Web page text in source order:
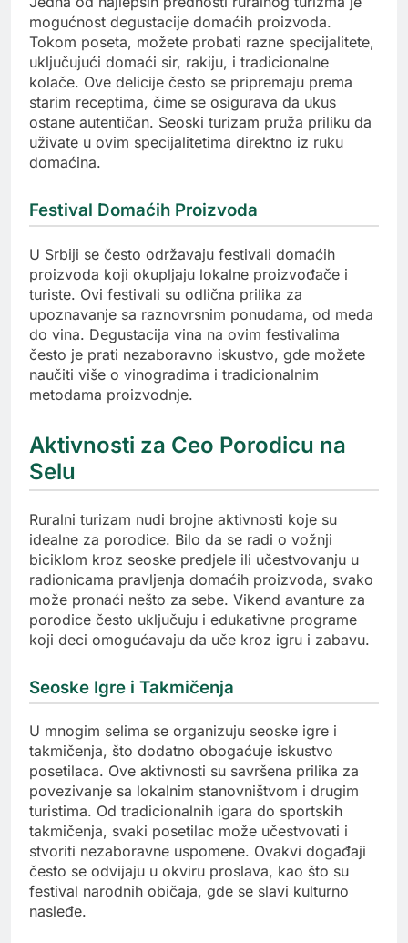
mogućnost degustacije domaćih proizvoda.
Tokom poseta, možete probati razne specijalitete,
uključujući domaći sir, rakiju, i tradicionalne
kolače. Ove delicije često se pripremaju prema
starim receptima, čime se osigurava da ukus
ostane autentičan. Seoski turizam pruža priliku da
uživate u ovim specijalitetima direktno iz ruku
domaćina.
Festival Domaćih Proizvoda
U Srbiji se često održavaju festivali domaćih
proizvoda koji okupljaju lokalne proizvođače i
turiste. Ovi festivali su odlična prilika za
upoznavanje sa raznovrsnim ponudama, od meda
do vina. Degustacija vina na ovim festivalima
često je prati nezaboravno iskustvo, gde možete
naučiti više o vinogradima i tradicionalnim
metodama proizvodnje.
Aktivnosti za Ceo Porodicu na
Selu
Ruralni turizam nudi brojne aktivnosti koje su
idealne za porodice. Bilo da se radi o vožnji
biciklom kroz seoske predjele ili učestvovanju u
radionicama pravljenja domaćih proizvoda, svako
može pronaći nešto za sebe. Vikend avanture za
porodice često uključuju i edukativne programe
koji deci omogućavaju da uče kroz igru i zabavu.
Seoske Igre i Takmičenja
U mnogim selima se organizuju seoske igre i
takmičenja, što dodatno obogaćuje iskustvo
posetilaca. Ove aktivnosti su savršena prilika za
povezivanje sa lokalnim stanovništvom i drugim
turistima. Od tradicionalnih igara do sportskih
takmičenja, svaki posetilac može učestvovati i
stvoriti nezaboravne uspomene. Ovakvi događaji
često se odvijaju u okviru proslava, kao što su
festival narodnih običaja, gde se slavi kulturno
nasleđe.